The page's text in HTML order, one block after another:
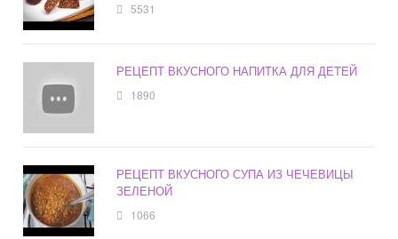
5531
РЕЦЕПТ ВКУСНОГО НАПИТКА ДЛЯ ДЕТЕЙ
1890
РЕЦЕПТ ВКУСНОГО СУПА ИЗ ЧЕЧЕВИЦЫ
ЗЕЛЕНОЙ
1066